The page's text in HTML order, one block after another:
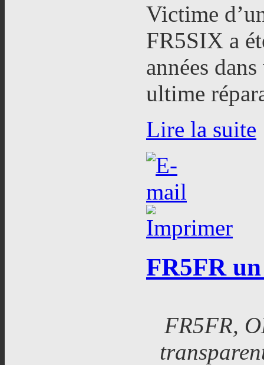
Victime
FR5SIX a
années
ultime
Lire la suite
FR5FRun
FR5FR,